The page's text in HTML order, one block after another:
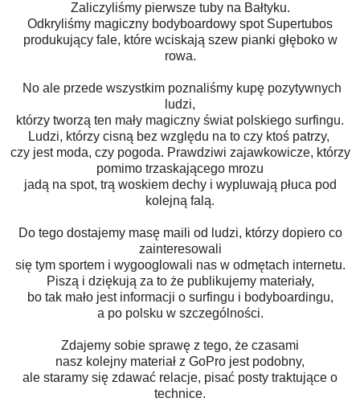
Zaliczyliśmy pierwsze tuby na Bałtyku.
Odkryliśmy magiczny bodyboardowy spot Supertubos
produkujący fale, które wciskają szew pianki głęboko w
rowa.
No ale przede wszystkim poznaliśmy kupę pozytywnych
ludzi,
którzy tworzą ten mały magiczny świat polskiego surfingu.
Ludzi, którzy cisną bez względu na to czy ktoś patrzy,
czy jest moda, czy pogoda. Prawdziwi zajawkowicze, którzy
pomimo trzaskającego mrozu
jadą na spot, trą woskiem dechy i wypluwają płuca pod
kolejną falą.
Do tego dostajemy masę maili od ludzi, którzy dopiero co
zainteresowali
się tym sportem i wygooglowali nas w odmętach internetu.
Piszą i dziękują za to że publikujemy materiały,
bo tak mało jest informacji o surfingu i bodyboardingu,
a po polsku w szczególności.
Zdajemy sobie sprawę z tego, że czasami
nasz kolejny materiał z GoPro jest podobny,
ale staramy się zdawać relacje, pisać posty traktujące o
technice.